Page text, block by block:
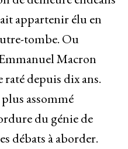
appartenir élu en
tombe. Ou
Macron
raté depuis dix ans.
plus assommé
du génie de
débats à aborder.